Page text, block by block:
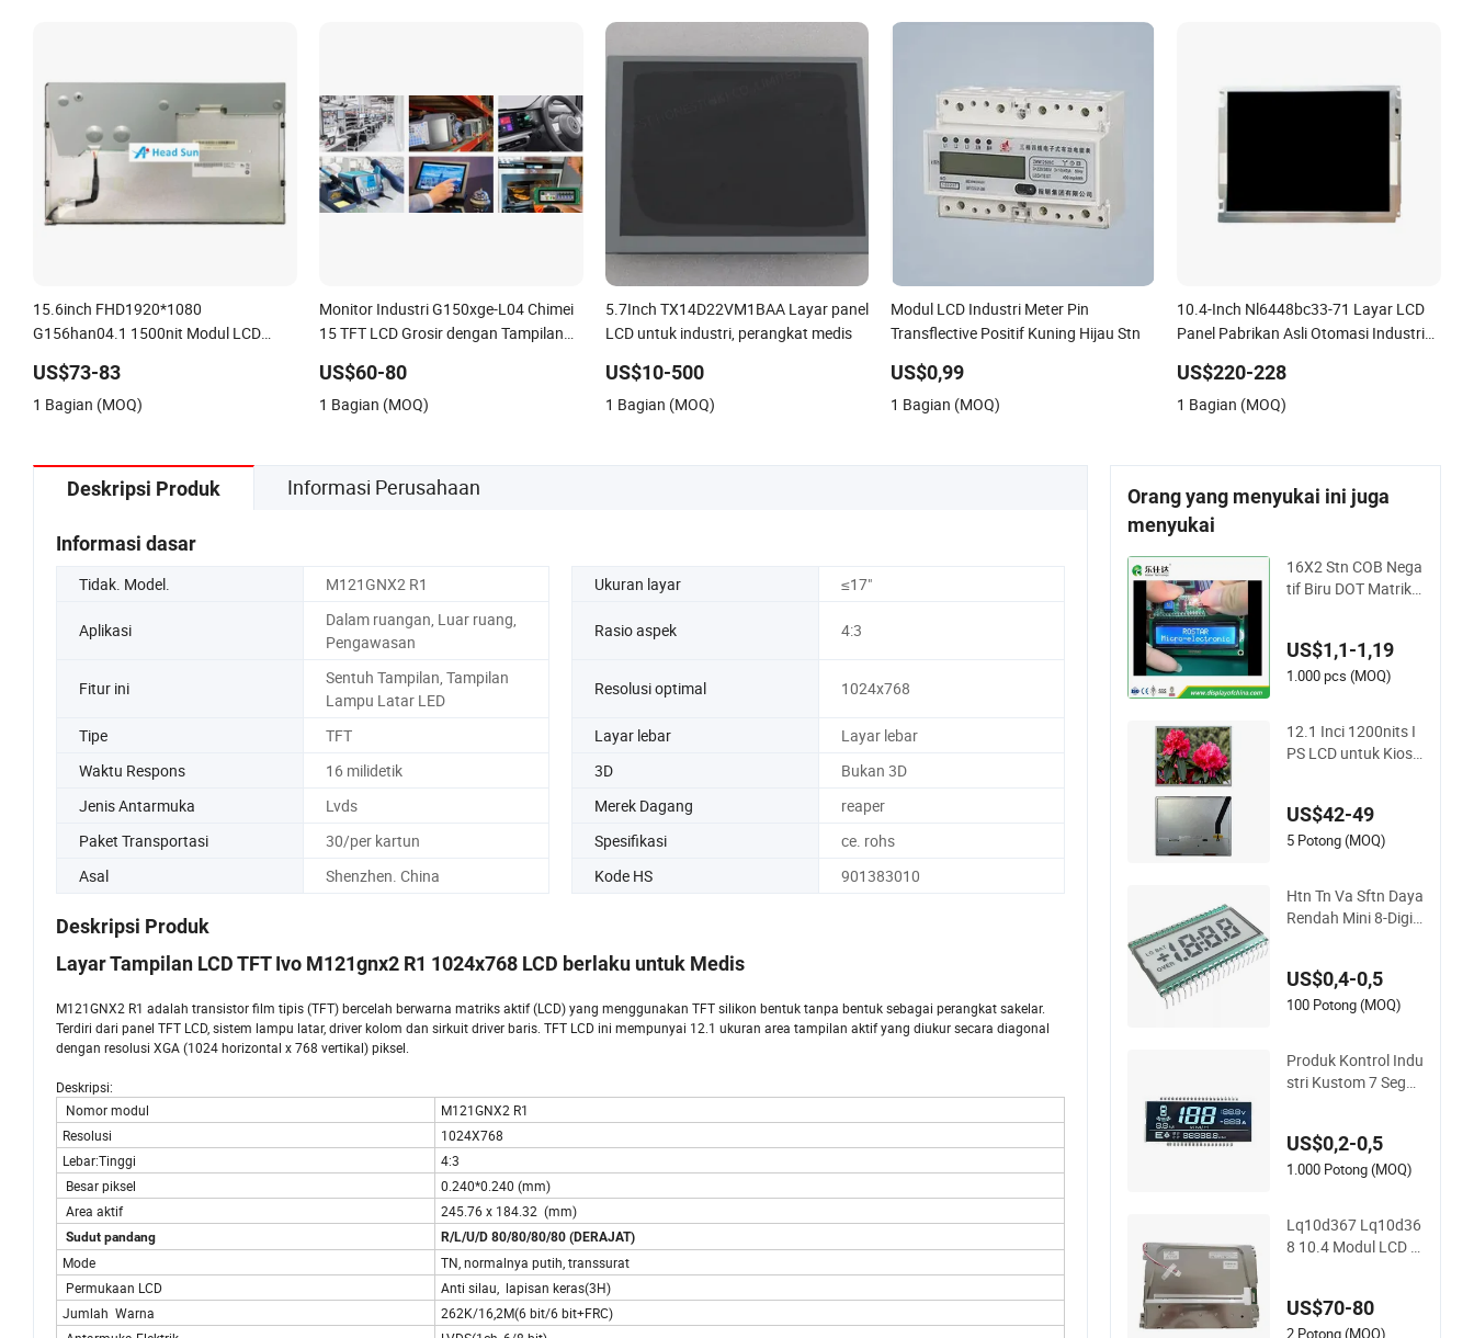
15.6inch FHD1920*1080
G156han04.1 1500nit Modul LCD
US$73-83
1 Bagian (MOQ)
Monitor Industri G150xge-L04 Chimei
15 TFT LCD Grosir dengan Tampilan
US$60-80
1 Bagian (MOQ)
5.7Inch TX14D22VM1BAA Layar panel
LCD untuk industri, perangkat medis
US$10-500
1 Bagian (MOQ)
Modul LCD Industri Meter Pin
Transflective Positif Kuning Hijau Stn
US$0,99
1 Bagian (MOQ)
10.4-Inch Nl6448bc33-71 Layar LCD
Panel Pabrikan Asli Otomasi Industri
US$220-228
1 Bagian (MOQ)
Deskripsi Produk Informasi Perusahaan
Informasi dasar
Tidak. Model. M121GNX2 R1 Ukuran layar ≤17"
Aplikasi
Dalam ruangan, Luar ruang,
Pengawasan
Rasio aspek 4:3
Fitur ini
Sentuh Tampilan, Tampilan
Lampu Latar LED
Resolusi optimal 1024x768
Tipe TFT Layar lebar
Layar lebar
Waktu Respons
16 milidetik 3D
Bukan 3D
Jenis Antarmuka
Lvds Merek Dagang
reaper
Paket Transportasi
30/per kartun Spesifikasi
ce. rohs
Asal
Shenzhen. China Kode HS 901383010
Deskripsi Produk
Layar Tampilan LCD TFT Ivo M121gnx2 R1 1024x768 LCD berlaku untuk Medis
M121GNX2 R1 adalah transistor film tipis (TFT) bercelah berwarna matriks aktif (LCD) yang menggunakan TFT silikon bentuk tanpa bentuk sebagai perangkat sakelar.
Terdiri dari panel TFT LCD, sistem lampu latar, driver kolom dan sirkuit driver baris. TFT LCD ini mempunyai 12.1 ukuran area tampilan aktif yang diukur secara diagonal
dengan resolusi XGA (1024 horizontal x 768 vertikal) piksel.
Deskripsi:
Nomor modul
M121GNX2 R1
Resolusi
1024X768
Lebar:Tinggi
4:3
Besar piksel
0.240*0.240 (mm)
Area aktif
245.76 x 184.32 (mm)
Sudut pandang R/L/U/D 80/80/80/80 (DERAJAT)
Mode
TN, normalnya putih, transsurat
Permukaan LCD
Anti silau, lapisan keras(3H)
Jumlah Warna
262K/16,2M(6 bit/6 bit+FRC)
Orang yang menyukai ini juga
menyukai
16X2 Stn COB Nega
tif Biru DOT Matriks
US$1,1-1,19
1.000 pcs (MOQ)
12.1 Inci 1200nits I
PS LCD untuk Kios
stri
US$42-49
5 Potong (MOQ)
Htn Tn Va Sftn Daya
Rendah Mini 8-Digit
m 7 Segmen Ukuran
Kecil Tampilan LCD
US$0,4-0,5
100 Potong (MOQ)
Produk Kontrol Indu
stri Kustom 7 Segm
CD TN/layar LCD/p
abrikan Cina pabrik
US$0,2-0,5
1.000 Potong (MOQ)
Lq10d367 Lq10d36
8 10.4 Modul LCD T
D untuk Tampilan K
ontrol Industri
US$70-80
2 Potong (MOQ)